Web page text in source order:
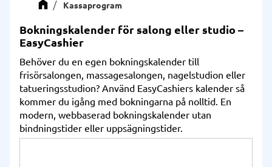
Kassaprogram
Bokningskalender för salong eller studio –
EasyCashier
Behöver du en egen bokningskalender till
frisörsalongen, massagesalongen, nagelstudion eller
tatueringsstudion? Använd EasyCashiers kalender så
kommer du igång med bokningarna på nolltid. En
modern, webbaserad bokningskalender utan
bindningstider eller uppsägningstider.